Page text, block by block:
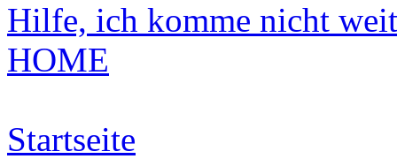
Hilfe, ich komme nicht
HOME
Startseite